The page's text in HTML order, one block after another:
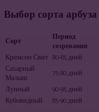
Выбор сорта
Сорт
Период
созревания
Кримсон Свит 80-85 дней
Сахарный
Малыш
75-80 дней
Лунный
90-95 дней
Кубовидный
85-90 дней